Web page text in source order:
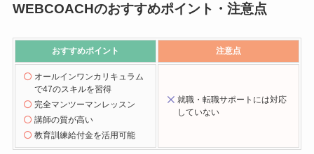
WEBCOACHのおすすめポイント・注意点
おすすめポイント 注意点
オールインワンカリキュラム
で47のスキルを習得
完全マンツーマンレッスン
講師の質が高い
教育訓練給付金を活用可能
就職・転職サポートには対応
していない